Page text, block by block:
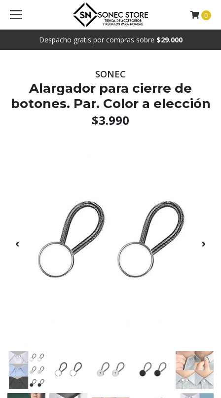
Despacho gratis por compras sobre $29.000
0
SONEC
Alargador para cierre de
botones. Par. Color a elección
$3.990